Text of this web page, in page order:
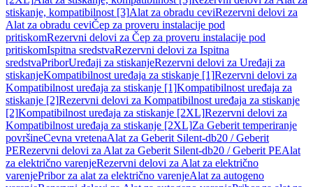
stiskanje, kompatibilnost [3]Alat za obradu ceviRezervni delovi za
Alat za obradu ceviČep za proveru instalacije pod
pritiskomRezervni delovi za Čep za proveru instalacije pod
pritiskomIspitna sredstvaRezervni delovi za Ispitna
sredstvaPriborUređaji za stiskanjeRezervni delovi za Uređaji za
stiskanjeKompatibilnost uređaja za stiskanje [1]Rezervni delovi za
Kompatibilnost uređaja za stiskanje [1]Kompatibilnost uređaja za
stiskanje [2]Rezervni delovi za Kompatibilnost uređaja za stiskanje
[2]Kompatibilnost uređaja za stiskanje [2XL]Rezervni delovi za
Kompatibilnost uređaja za stiskanje [2XL]Za Geberit temperiranje
površineCevna vretenaAlat za Geberit Silent-db20 / Geberit
PERezervni delovi za Alat za Geberit Silent-db20 / Geberit PEAlat
za električno varenjeRezervni delovi za Alat za električno
varenjePribor za alat za električno varenjeAlat za autogeno